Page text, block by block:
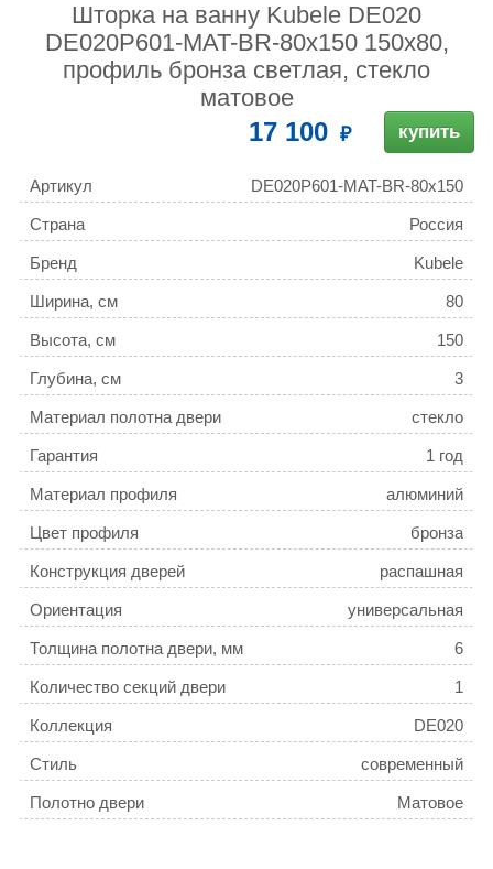
Шторка на ванну Kubele DE020
DE020P601-MAT-BR-80х150 150х80,
профиль бронза светлая, стекло
матовое
17 100 купить
Артикул DE020P601-MAT-BR-80х150
Страна Россия
Бренд Kubele
Ширина, см 80
Высота, см 150
Глубина, см 3
Материал полотна двери стекло
Гарантия 1 год
Материал профиля алюминий
Цвет профиля бронза
Конструкция дверей распашная
Ориентация универсальная
Толщина полотна двери, мм 6
Количество секций двери 1
Коллекция DE020
Стиль современный
Полотно двери Матовое